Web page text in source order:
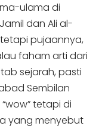
ulama di
dan Ali al-
tetapi pujaannya,
faham arti dari
sejarah, pasti
Sembilan
tetapi di
yang menyebut